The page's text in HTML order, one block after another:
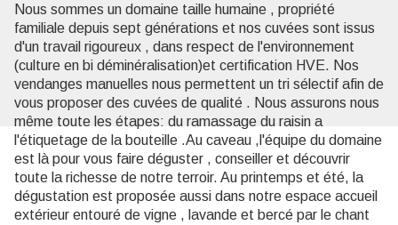
Nous sommes un domaine taille humaine , propriété
familiale depuis sept générations et nos cuvées sont issus
d'un travail rigoureux , dans respect de l'environnement
(culture en bi déminéralisation)et certification HVE. Nos
vendanges manuelles nous permettent un tri sélectif afin de
vous proposer des cuvées de qualité . Nous assurons nous
même toute les étapes: du ramassage du raisin a
l'étiquetage de la bouteille .Au caveau ,l'équipe du domaine
est là pour vous faire déguster , conseiller et découvrir
toute la richesse de notre terroir. Au printemps et été, la
dégustation est proposée aussi dans notre espace accueil
extérieur entouré de vigne , lavande et bercé par le chant